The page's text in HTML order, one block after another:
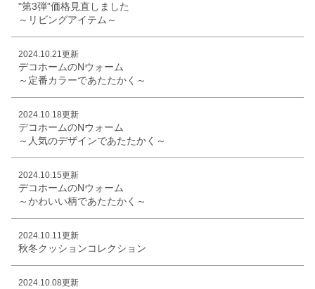
"第3弾”価格見直しました
～リビングアイテム～
2024.10.21更新
デコホームのNウォーム
～定番カラーであたたかく～
2024.10.18更新
デコホームのNウォーム
～人気のデザインであたたかく～
2024.10.15更新
デコホームのNウォーム
～かわいい柄であたたかく～
2024.10.11更新
秋冬クッションコレクション
2024.10.08更新